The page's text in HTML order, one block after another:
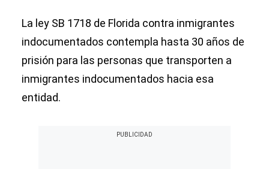
La ley SB 1718 de Florida contra inmigrantes
indocumentados contempla hasta 30 años de
prisión para las personas que transporten a
inmigrantes indocumentados hacia esa
entidad.